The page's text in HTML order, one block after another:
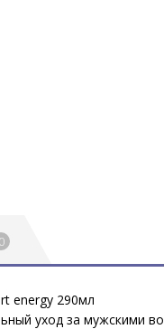
energy 290мл
уход за